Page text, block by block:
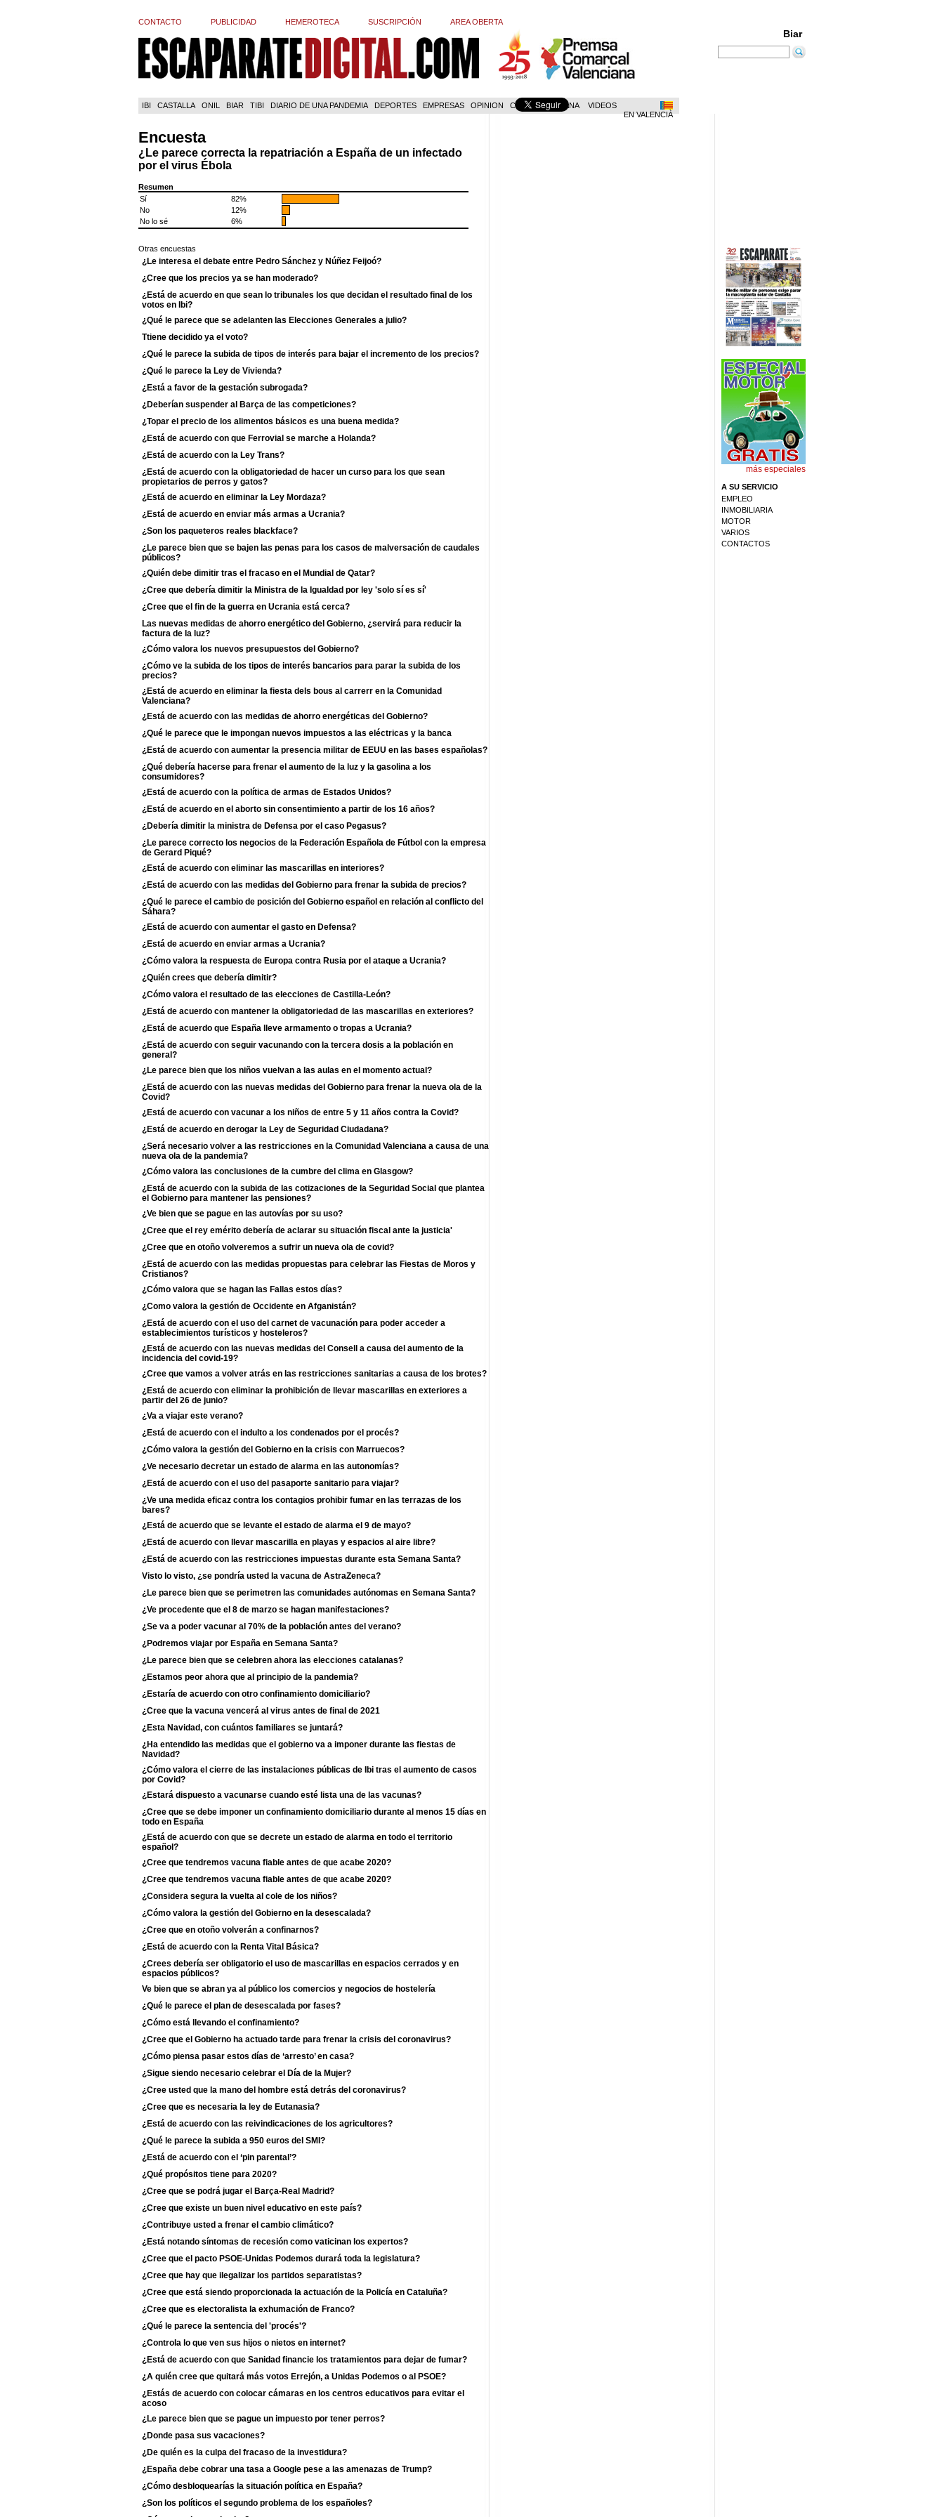
CONTACTO PUBLICIDAD HEMEROTECA SUSCRIPCIÓN AREA OBERTA
Biar
IBI CASTALLA ONIL BIAR TIBI DIARIO DE UNA PANDEMIA DEPORTES EMPRESAS OPINION COM. VALENCIANA
VIDEOS
EN VALENCIÀ
Encuesta
¿Le parece correcta la repatriación a España de un infectado
por el virus Ébola
Resumen
Sí
82%
No
12%
No lo sé
6%
Otras encuestas
¿Le interesa el debate entre Pedro Sánchez y Núñez Feijoó?
¿Cree que los precios ya se han moderado?
¿Está de acuerdo en que sean lo tribunales los que decidan el resultado final de los
votos en Ibi?
¿Qué le parece que se adelanten las Elecciones Generales a julio?
Ttiene decidido ya el voto?
¿Qué le parece la subida de tipos de interés para bajar el incremento de los precios?
¿Qué le parece la Ley de Vivienda?
¿Está a favor de la gestación subrogada?
¿Deberían suspender al Barça de las competiciones?
¿Topar el precio de los alimentos básicos es una buena medida?
¿Está de acuerdo con que Ferrovial se marche a Holanda?
¿Está de acuerdo con la Ley Trans?
¿Está de acuerdo con la obligatoriedad de hacer un curso para los que sean
propietarios de perros y gatos?
¿Está de acuerdo en eliminar la Ley Mordaza?
¿Está de acuerdo en enviar más armas a Ucrania?
¿Son los paqueteros reales blackface?
¿Le parece bien que se bajen las penas para los casos de malversación de caudales
públicos?
¿Quién debe dimitir tras el fracaso en el Mundial de Qatar?
¿Cree que debería dimitir la Ministra de la Igualdad por ley 'solo sí es sí'
¿Cree que el fin de la guerra en Ucrania está cerca?
Las nuevas medidas de ahorro energético del Gobierno, ¿servirá para reducir la
factura de la luz?
¿Cómo valora los nuevos presupuestos del Gobierno?
¿Cómo ve la subida de los tipos de interés bancarios para parar la subida de los
precios?
¿Está de acuerdo en eliminar la fiesta dels bous al carrerr en la Comunidad
Valenciana?
¿Está de acuerdo con las medidas de ahorro energéticas del Gobierno?
¿Qué le parece que le impongan nuevos impuestos a las eléctricas y la banca
¿Está de acuerdo con aumentar la presencia militar de EEUU en las bases españolas?
¿Qué debería hacerse para frenar el aumento de la luz y la gasolina a los
consumidores?
¿Está de acuerdo con la política de armas de Estados Unidos?
¿Está de acuerdo en el aborto sin consentimiento a partir de los 16 años?
¿Debería dimitir la ministra de Defensa por el caso Pegasus?
¿Le parece correcto los negocios de la Federación Española de Fútbol con la empresa
de Gerard Piqué?
¿Está de acuerdo con eliminar las mascarillas en interiores?
¿Está de acuerdo con las medidas del Gobierno para frenar la subida de precios?
¿Qué le parece el cambio de posición del Gobierno español en relación al conflicto del
Sáhara?
¿Está de acuerdo con aumentar el gasto en Defensa?
¿Está de acuerdo en enviar armas a Ucrania?
¿Cómo valora la respuesta de Europa contra Rusia por el ataque a Ucrania?
¿Quién crees que debería dimitir?
¿Cómo valora el resultado de las elecciones de Castilla-León?
¿Está de acuerdo con mantener la obligatoriedad de las mascarillas en exteriores?
¿Está de acuerdo que España lleve armamento o tropas a Ucrania?
¿Está de acuerdo con seguir vacunando con la tercera dosis a la población en
general?
¿Le parece bien que los niños vuelvan a las aulas en el momento actual?
¿Está de acuerdo con las nuevas medidas del Gobierno para frenar la nueva ola de la
Covid?
¿Está de acuerdo con vacunar a los niños de entre 5 y 11 años contra la Covid?
¿Está de acuerdo en derogar la Ley de Seguridad Ciudadana?
¿Será necesario volver a las restricciones en la Comunidad Valenciana a causa de una
nueva ola de la pandemia?
¿Cómo valora las conclusiones de la cumbre del clima en Glasgow?
¿Está de acuerdo con la subida de las cotizaciones de la Seguridad Social que plantea
el Gobierno para mantener las pensiones?
¿Ve bien que se pague en las autovías por su uso?
¿Cree que el rey emérito debería de aclarar su situación fiscal ante la justicia'
¿Cree que en otoño volveremos a sufrir un nueva ola de covid?
¿Está de acuerdo con las medidas propuestas para celebrar las Fiestas de Moros y
Cristianos?
¿Cómo valora que se hagan las Fallas estos días?
¿Como valora la gestión de Occidente en Afganistán?
¿Está de acuerdo con el uso del carnet de vacunación para poder acceder a
establecimientos turísticos y hosteleros?
¿Está de acuerdo con las nuevas medidas del Consell a causa del aumento de la
incidencia del covid-19?
¿Cree que vamos a volver atrás en las restricciones sanitarias a causa de los brotes?
¿Está de acuerdo con eliminar la prohibición de llevar mascarillas en exteriores a
partir del 26 de junio?
¿Va a viajar este verano?
¿Está de acuerdo con el indulto a los condenados por el procés?
¿Cómo valora la gestión del Gobierno en la crisis con Marruecos?
¿Ve necesario decretar un estado de alarma en las autonomías?
¿Está de acuerdo con el uso del pasaporte sanitario para viajar?
¿Ve una medida eficaz contra los contagios prohibir fumar en las terrazas de los
bares?
¿Está de acuerdo que se levante el estado de alarma el 9 de mayo?
¿Está de acuerdo con llevar mascarilla en playas y espacios al aire libre?
¿Está de acuerdo con las restricciones impuestas durante esta Semana Santa?
Visto lo visto, ¿se pondría usted la vacuna de AstraZeneca?
¿Le parece bien que se perimetren las comunidades autónomas en Semana Santa?
¿Ve procedente que el 8 de marzo se hagan manifestaciones?
¿Se va a poder vacunar al 70% de la población antes del verano?
¿Podremos viajar por España en Semana Santa?
¿Le parece bien que se celebren ahora las elecciones catalanas?
¿Estamos peor ahora que al principio de la pandemia?
¿Estaría de acuerdo con otro confinamiento domiciliario?
¿Cree que la vacuna vencerá al virus antes de final de 2021
¿Esta Navidad, con cuántos familiares se juntará?
¿Ha entendido las medidas que el gobierno va a imponer durante las fiestas de
Navidad?
¿Cómo valora el cierre de las instalaciones públicas de Ibi tras el aumento de casos
por Covid?
¿Estará dispuesto a vacunarse cuando esté lista una de las vacunas?
¿Cree que se debe imponer un confinamiento domiciliario durante al menos 15 días en
todo en España
¿Está de acuerdo con que se decrete un estado de alarma en todo el territorio
español?
¿Cree que tendremos vacuna fiable antes de que acabe 2020?
¿Cree que tendremos vacuna fiable antes de que acabe 2020?
¿Considera segura la vuelta al cole de los niños?
¿Cómo valora la gestión del Gobierno en la desescalada?
¿Cree que en otoño volverán a confinarnos?
¿Está de acuerdo con la Renta Vital Básica?
¿Crees debería ser obligatorio el uso de mascarillas en espacios cerrados y en
espacios públicos?
Ve bien que se abran ya al público los comercios y negocios de hostelería
¿Qué le parece el plan de desescalada por fases?
¿Cómo está llevando el confinamiento?
¿Cree que el Gobierno ha actuado tarde para frenar la crisis del coronavirus?
¿Cómo piensa pasar estos días de ‘arresto’ en casa?
¿Sigue siendo necesario celebrar el Día de la Mujer?
¿Cree usted que la mano del hombre está detrás del coronavirus?
¿Cree que es necesaria la ley de Eutanasia?
¿Está de acuerdo con las reivindicaciones de los agricultores?
¿Qué le parece la subida a 950 euros del SMI?
¿Está de acuerdo con el ‘pin parental’?
¿Qué propósitos tiene para 2020?
¿Cree que se podrá jugar el Barça-Real Madrid?
¿Cree que existe un buen nivel educativo en este país?
¿Contribuye usted a frenar el cambio climático?
¿Está notando síntomas de recesión como vaticinan los expertos?
¿Cree que el pacto PSOE-Unidas Podemos durará toda la legislatura?
¿Cree que hay que ilegalizar los partidos separatistas?
¿Cree que está siendo proporcionada la actuación de la Policía en Cataluña?
¿Cree que es electoralista la exhumación de Franco?
¿Qué le parece la sentencia del 'procés'?
¿Controla lo que ven sus hijos o nietos en internet?
¿Está de acuerdo con que Sanidad financie los tratamientos para dejar de fumar?
¿A quién cree que quitará más votos Errejón, a Unidas Podemos o al PSOE?
¿Estás de acuerdo con colocar cámaras en los centros educativos para evitar el
acoso
¿Le parece bien que se pague un impuesto por tener perros?
¿Donde pasa sus vacaciones?
¿De quién es la culpa del fracaso de la investidura?
¿España debe cobrar una tasa a Google pese a las amenazas de Trump?
¿Cómo desbloquearías la situación política en España?
¿Son los políticos el segundo problema de los españoles?
más especiales
A SU SERVICIO
EMPLEO
INMOBILIARIA
MOTOR
VARIOS
CONTACTOS